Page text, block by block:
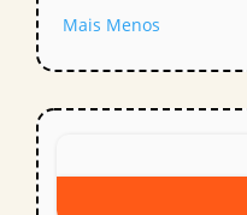
Mais Menos